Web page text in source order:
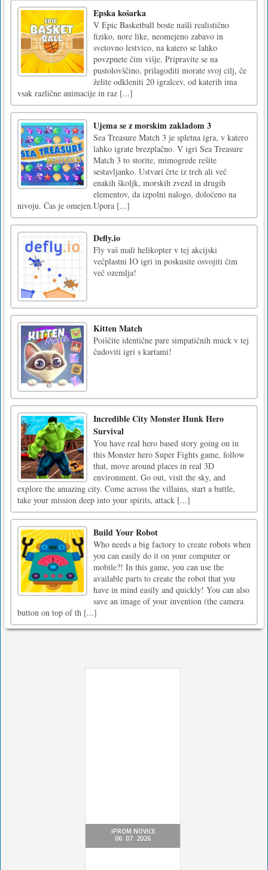
Epska košarka
V Epic Basketball boste našli realistično
fiziko, nore like, neomejeno zabavo in
svetovno lestvico, na katero se lahko
povzpnete čim višje. Pripravite se na
pustolovščino, prilagoditi morate svoj cilj, če
želite odkleniti 20 igralcev, od katerih ima
vsak različne animacije in raz [...]
Ujema se z morskim zakladom 3
Sea Treasure Match 3 je spletna igra, v katero
lahko igrate brezplačno. V igri Sea Treasure
Match 3 to storite, mimogrede rešite
sestavljanko. Ustvari črte iz treh ali več
enakih školjk, morskih zvezd in drugih
elementov, da izpolni nalogo, določeno na
nivoju. Čas je omejen.Upora [...]
Defly.io
Fly vaš mali helikopter v tej akcijski
večplastni IO igri in poskusite osvojiti čim
več ozemlja!
Kitten Match
Poiščite identične pare simpatičnih muck v tej
čudoviti igri s kartami!
Incredible City Monster Hunk Hero
Survival
You have real hero based story going on in
this Monster hero Super Fights game, follow
that, move around places in real 3D
environment. Go out, visit the sky, and
explore the amazing city. Come across the villains, start a battle,
take your mission deep into your spirits, attack [...]
Build Your Robot
Who needs a big factory to create robots when
you can easily do it on your computer or
mobile?! In this game, you can use the
available parts to create the robot that you
have in mind easily and quickly! You can also
save an image of your invention (the camera
button on top of th [...]